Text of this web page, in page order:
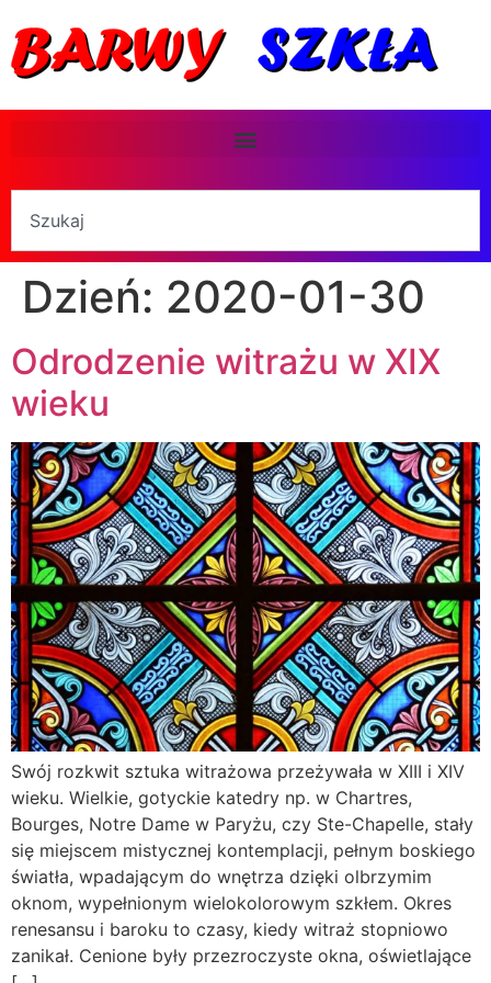
Dzień: 2020-01-30
Odrodzenie witrażu w XIX
wieku
Swój rozkwit sztuka witrażowa przeżywała w XIII i XIV
wieku. Wielkie, gotyckie katedry np. w Chartres,
Bourges, Notre Dame w Paryżu, czy Ste-Chapelle, stały
się miejscem mistycznej kontemplacji, pełnym boskiego
światła, wpadającym do wnętrza dzięki olbrzymim
oknom, wypełnionym wielokolorowym szkłem. Okres
renesansu i baroku to czasy, kiedy witraż stopniowo
zanikał. Cenione były przezroczyste okna, oświetlające